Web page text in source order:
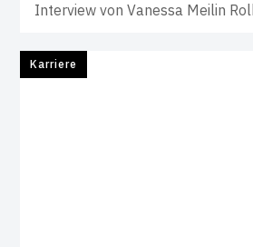
Interview von Vanessa Meilin
Karriere